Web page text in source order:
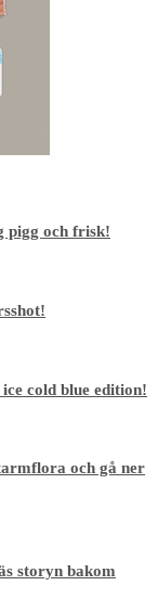
pigg och frisk!
cold blue edition!
och gå ner
storyn bakom